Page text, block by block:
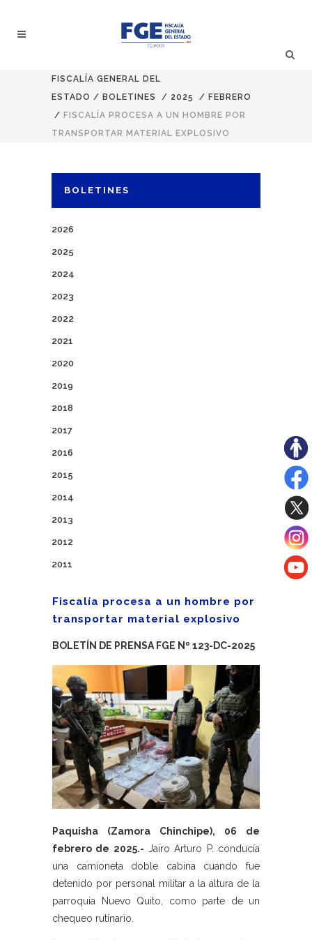
FISCALÍA GENERAL DEL
ESTADO / BOLETINES / 2025 / FEBRERO
/ FISCALÍA PROCESA A UN HOMBRE POR
TRANSPORTAR MATERIAL EXPLOSIVO
BOLETINES
2026
2025
2024
2023
2022
2021
2020
2019
2018
2017
2016
2015
2014
2013
2012
2011
Fiscalía procesa a un hombre por
transportar material explosivo
BOLETÍN DE PRENSA FGE Nº 123-DC-2025
Paquisha (Zamora Chinchipe), 06 de
febrero de 2025.- Jairo Arturo P. conducía
una camioneta doble cabina cuando fue
detenido por personal militar a la altura de la
parroquia Nuevo Quito, como parte de un
chequeo rutinario.